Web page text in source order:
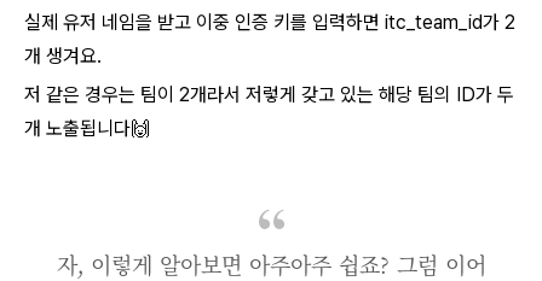
실제 유저 네임을 받고 이중 인증 키를 입력하면 itc_team_id가 2
개 생겨요.
저 같은 경우는 팀이 2개라서 저렇게 갖고 있는 해당 팀의 ID가 두
개 노출됩니다🙌
자, 이렇게 알아보면 아주아주 쉽죠? 그럼 이어